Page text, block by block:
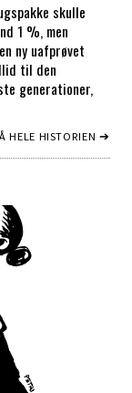
skulle
1 %, men
ny uafprøvet
til den
generationer,
HELE HISTORIEN ➔